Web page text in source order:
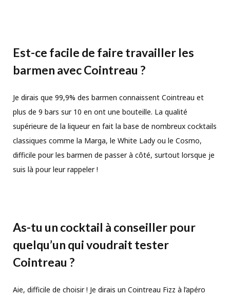
Est-ce facile de faire travailler les
barmen avec Cointreau ?
Je dirais que 99,9% des barmen connaissent Cointreau et
plus de 9 bars sur 10 en ont une bouteille. La qualité
supérieure de la liqueur en fait la base de nombreux cocktails
classiques comme la Marga, le White Lady ou le Cosmo,
difficile pour les barmen de passer à côté, surtout lorsque je
suis là pour leur rappeler !
As-tu un cocktail à conseiller pour
quelqu’un qui voudrait tester
Cointreau ?
Aie, difficile de choisir ! Je dirais un Cointreau Fizz à l’apéro